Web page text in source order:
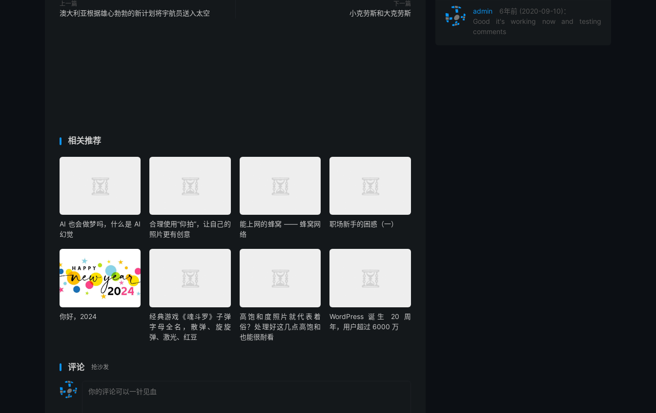
上一篇
澳大利亚根据雄心勃勃的新计划将宇航员送入太空
下一篇
小克劳斯和大克劳斯
相关推荐
AI 也会做梦吗，什么是 AI
幻觉
合理使用“仰拍”，让自己的
照片更有创意
能上网的蜂窝 —— 蜂窝网
络
职场新手的困惑（一）
你好，2024
经典游戏《魂斗罗》子弹
字母全名，散弹、旋旋
弹、激光、红豆
高饱和度照片就代表着
俗？处理好这几点高饱和
也能很耐看
WordPress 诞生 20 周
年，用户超过 6000 万
评论 抢沙发
admin
6年前 (2020-09-10)：
Good it's working now and testing
comments